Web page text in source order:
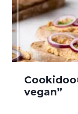
vegan”